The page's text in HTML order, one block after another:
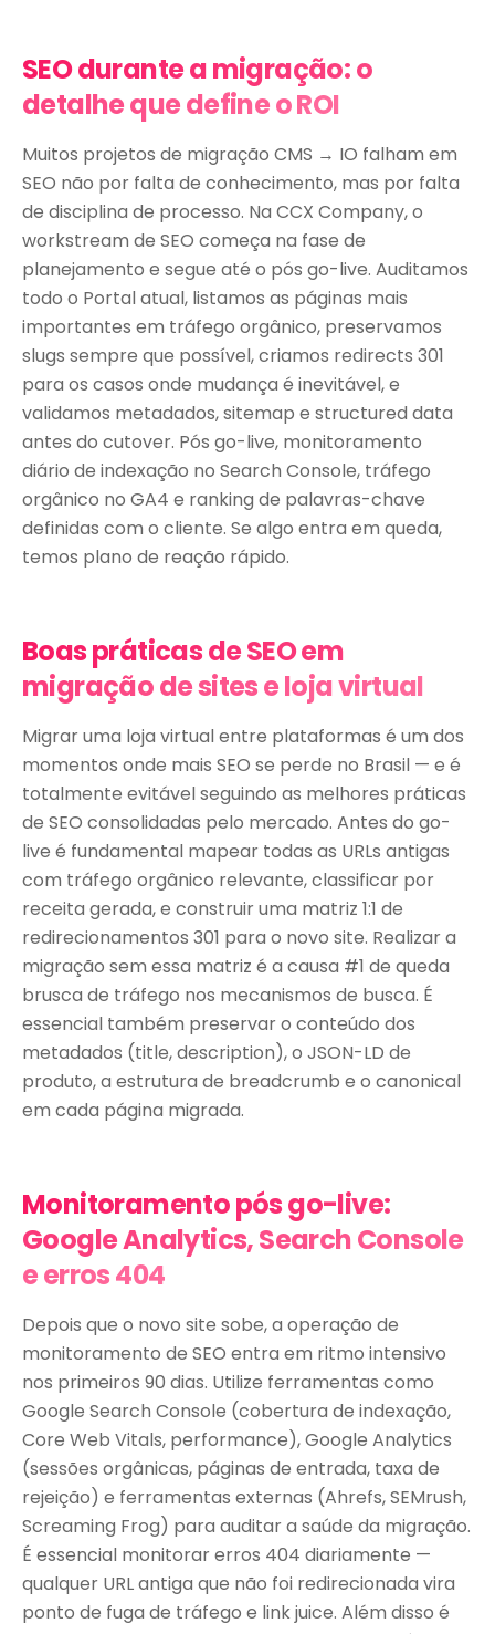
SEO durante a migração: o
detalhe que define o ROI
Muitos projetos de migração CMS → IO falham em
SEO não por falta de conhecimento, mas por falta
de disciplina de processo. Na CCX Company, o
workstream de SEO começa na fase de
planejamento e segue até o pós go-live. Auditamos
todo o Portal atual, listamos as páginas mais
importantes em tráfego orgânico, preservamos
slugs sempre que possível, criamos redirects 301
para os casos onde mudança é inevitável, e
validamos metadados, sitemap e structured data
antes do cutover. Pós go-live, monitoramento
diário de indexação no Search Console, tráfego
orgânico no GA4 e ranking de palavras-chave
definidas com o cliente. Se algo entra em queda,
temos plano de reação rápido.
Boas práticas de SEO em
migração de sites e loja virtual
Migrar uma loja virtual entre plataformas é um dos
momentos onde mais SEO se perde no Brasil — e é
totalmente evitável seguindo as melhores práticas
de SEO consolidadas pelo mercado. Antes do go-
live é fundamental mapear todas as URLs antigas
com tráfego orgânico relevante, classificar por
receita gerada, e construir uma matriz 1:1 de
redirecionamentos 301 para o novo site. Realizar a
migração sem essa matriz é a causa #1 de queda
brusca de tráfego nos mecanismos de busca. É
essencial também preservar o conteúdo dos
metadados (title, description), o JSON-LD de
produto, a estrutura de breadcrumb e o canonical
em cada página migrada.
Monitoramento pós go-live:
Google Analytics, Search Console
e erros 404
Depois que o novo site sobe, a operação de
monitoramento de SEO entra em ritmo intensivo
nos primeiros 90 dias. Utilize ferramentas como
Google Search Console (cobertura de indexação,
Core Web Vitals, performance), Google Analytics
(sessões orgânicas, páginas de entrada, taxa de
rejeição) e ferramentas externas (Ahrefs, SEMrush,
Screaming Frog) para auditar a saúde da migração.
É essencial monitorar erros 404 diariamente —
qualquer URL antiga que não foi redirecionada vira
ponto de fuga de tráfego e link juice. Além disso é